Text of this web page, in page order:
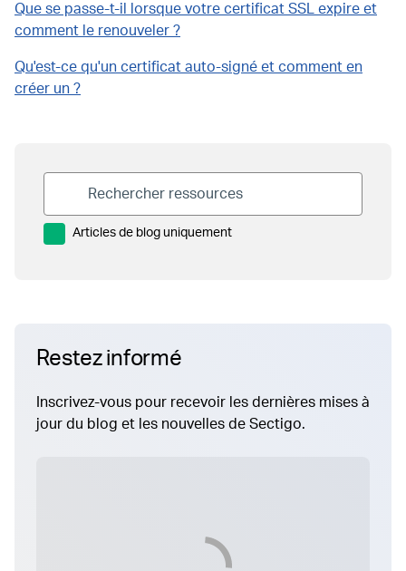
Que se passe-t-il lorsque votre certificat SSL expire et
comment le renouveler ?
Qu'est-ce qu'un certificat auto-signé et comment en
créer un ?
Articles de blog uniquement
Restez informé
Inscrivez-vous pour recevoir les dernières mises à
jour du blog et les nouvelles de Sectigo.